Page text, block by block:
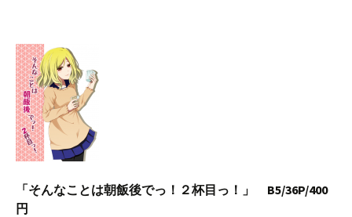
「そんなことは朝飯後でっ！２杯目っ！」 B5/36P/400
円